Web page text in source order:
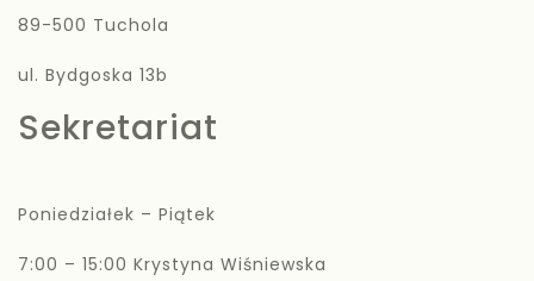
89-500 Tuchola
ul. Bydgoska 13b
Sekretariat
Poniedziałek – Piątek
7:00 – 15:00 Krystyna Wiśniewska